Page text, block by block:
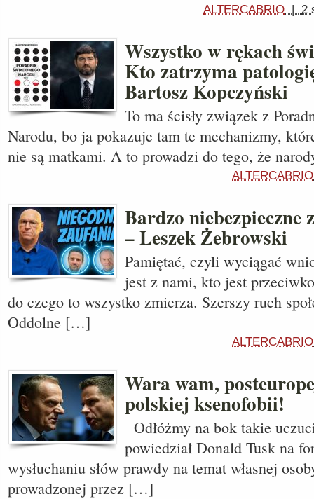
ALTERCABRIO | 2
Wszystko w rękach
Kto zatrzyma
Bartosz Kopczyński
To ma ścisły związek z
Narodu, bo ja pokazuje tam te mechanizmy,
nie są matkami. A to prowadzi do tego, że
ALTERCABRIO
Bardzo niebezpieczne
– Leszek Żebrowski
Pamiętać, czyli wyciągać
jest z nami, kto jest
do czego to wszystko zmierza. Szerszy ruch
Oddolne […]
ALTERCABRIO
Wara wam,
polskiej ksenofobii!
Odłóżmy na bok takie
powiedział Donald Tusk na
wysłuchaniu słów prawdy na temat własnej
prowadzonej przez […]